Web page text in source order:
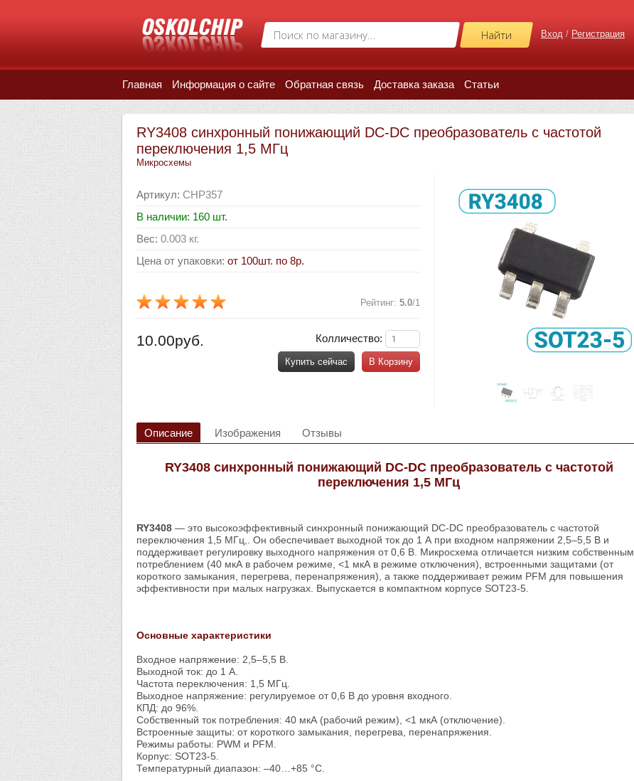
Вход / Регистрация
Главная Информация о сайте Обратная связь Доставка заказа Статьи
RY3408 синхронный понижающий DC-DC преобразователь с частотой
переключения 1,5 МГц
Микросхемы
Артикул: CHP357
В наличии: 160 шт.
Вес: 0.003 кг.
Цена от упаковки: от 100шт. по 8р.
Рейтинг: 5.0/1
Колличество:
В Корзину
Купить сейчас
10.00руб.
Описание Изображения Отзывы
RY3408 синхронный понижающий DC-DC преобразователь с частотой
переключения 1,5 МГц
RY3408 — это высокоэффективный синхронный понижающий DC-DC преобразователь с частотой
переключения 1,5 МГц,. Он обеспечивает выходной ток до 1 А при входном напряжении 2,5–5,5 В и
поддерживает регулировку выходного напряжения от 0,6 В. Микросхема отличается низким собственным
потреблением (40 мкА в рабочем режиме, <1 мкА в режиме отключения), встроенными защитами (от
короткого замыкания, перегрева, перенапряжения), а также поддерживает режим PFM для повышения
эффективности при малых нагрузках. Выпускается в компактном корпусе SOT23-5.
Основные характеристики
Входное напряжение: 2,5–5,5 В.
Выходной ток: до 1 А.
Частота переключения: 1,5 МГц.
Выходное напряжение: регулируемое от 0,6 В до уровня входного.
КПД: до 96%.
Собственный ток потребления: 40 мкА (рабочий режим), <1 мкА (отключение).
Встроенные защиты: от короткого замыкания, перегрева, перенапряжения.
Режимы работы: PWM и PFM.
Корпус: SOT23-5.
Температурный диапазон: –40…+85 °C.